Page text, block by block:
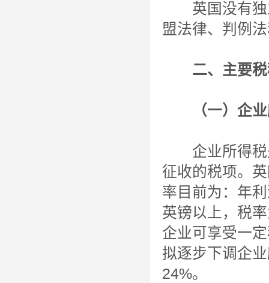
英国没有独
盟法律、判例
二、主要税
（一）企业
企业所得税
征收的税项。
率目前为：年
英镑以上，税
企业可享受一
拟逐步下调企
24%。